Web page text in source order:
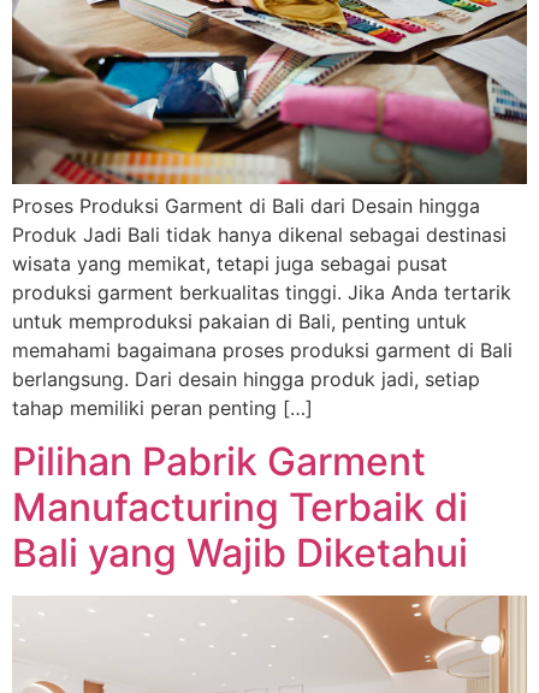
Proses Produksi Garment di Bali dari Desain hingga
Produk Jadi Bali tidak hanya dikenal sebagai destinasi
wisata yang memikat, tetapi juga sebagai pusat
produksi garment berkualitas tinggi. Jika Anda tertarik
untuk memproduksi pakaian di Bali, penting untuk
memahami bagaimana proses produksi garment di Bali
berlangsung. Dari desain hingga produk jadi, setiap
tahap memiliki peran penting […]
Pilihan Pabrik Garment
Manufacturing Terbaik di
Bali yang Wajib Diketahui